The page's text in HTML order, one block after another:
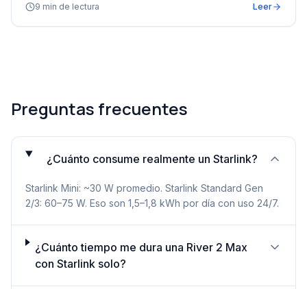
9 min de lectura Leer
Preguntas frecuentes
¿Cuánto consume realmente un Starlink?
Starlink Mini: ~30 W promedio. Starlink Standard Gen
2/3: 60–75 W. Eso son 1,5–1,8 kWh por día con uso 24/7.
¿Cuánto tiempo me dura una River 2 Max
con Starlink solo?